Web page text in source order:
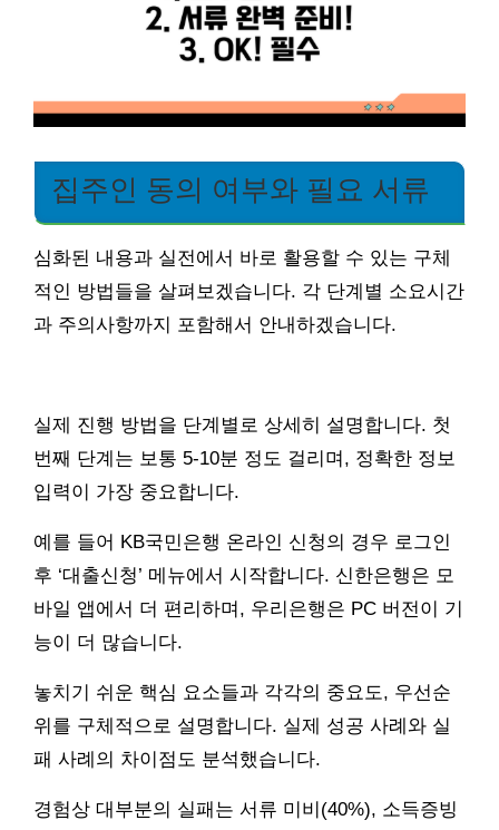
집주인 동의 여부와 필요 서류
심화된 내용과 실전에서 바로 활용할 수 있는 구체
적인 방법들을 살펴보겠습니다. 각 단계별 소요시간
과 주의사항까지 포함해서 안내하겠습니다.
실제 진행 방법을 단계별로 상세히 설명합니다. 첫
번째 단계는 보통 5-10분 정도 걸리며, 정확한 정보
입력이 가장 중요합니다.
예를 들어 KB국민은행 온라인 신청의 경우 로그인
후 ‘대출신청’ 메뉴에서 시작합니다. 신한은행은 모
바일 앱에서 더 편리하며, 우리은행은 PC 버전이 기
능이 더 많습니다.
놓치기 쉬운 핵심 요소들과 각각의 중요도, 우선순
위를 구체적으로 설명합니다. 실제 성공 사례와 실
패 사례의 차이점도 분석했습니다.
경험상 대부분의 실패는 서류 미비(40%), 소득증빙